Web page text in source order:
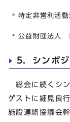
特定非営利活
公益財団法人
5．シンポ
総会に続くシン
ゲストに細見良
施設連絡協議会